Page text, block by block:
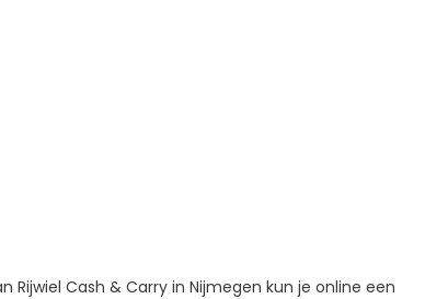
Cash & Carry in Nijmegen kun je online een